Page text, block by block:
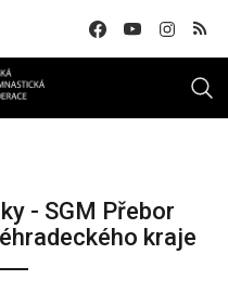
- SGM Přebor
kraje